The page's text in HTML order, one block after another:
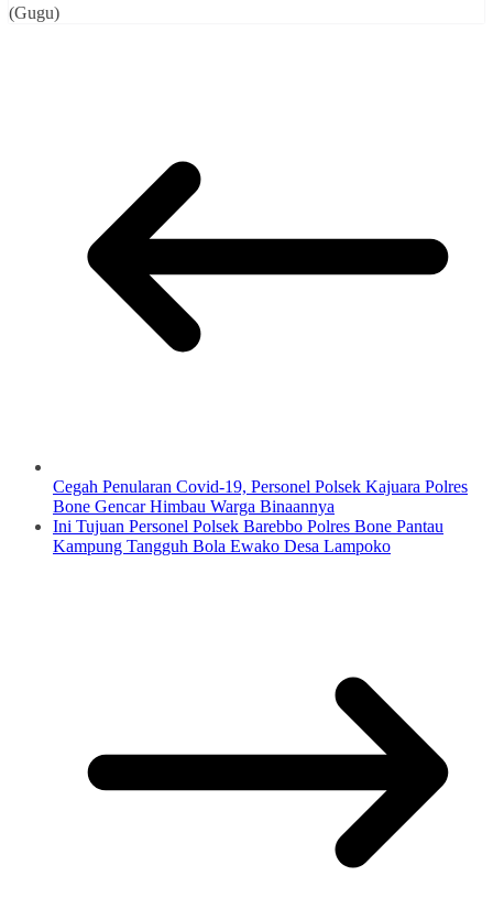
(Gugu)
Cegah Penularan Covid-19, Personel Polsek Kajuara Polres
Bone Gencar Himbau Warga Binaannya
Ini Tujuan Personel Polsek Barebbo Polres Bone Pantau
Kampung Tangguh Bola Ewako Desa Lampoko